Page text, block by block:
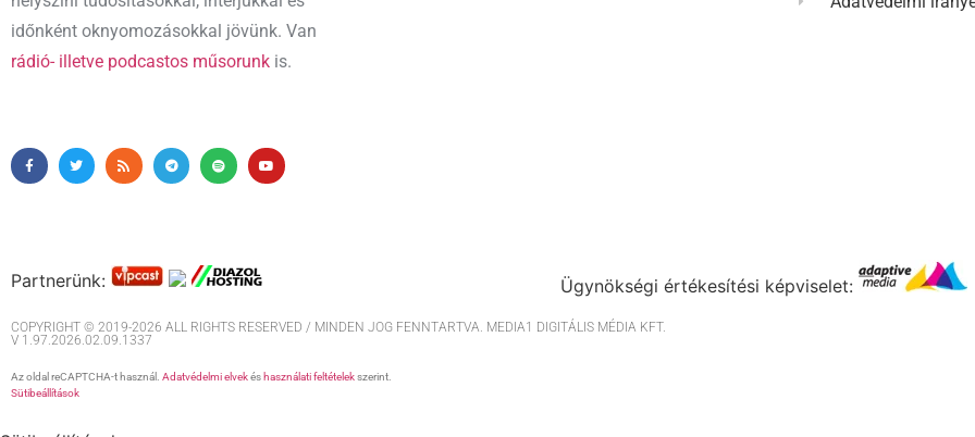
időnként oknyomozásokkal jövünk. Van
rádió- illetve podcastos műsorunk is.
Partnerünk: Ügynökségi értékesítési képviselet:
COPYRIGHT © 2019-2026 ALL RIGHTS RESERVED / MINDEN JOG FENNTARTVA. MEDIA1 DIGITÁLIS MÉDIA KFT.
V 1.97.2026.02.09.1337
Az oldal reCAPTCHA-t használ. Adatvédelmi elvekés használati feltételekszerint.
Sütibeállítások